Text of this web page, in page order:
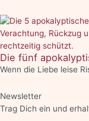
Die fünf
Wenn die Liebe leise
Newsletter
Trag Dich ein und